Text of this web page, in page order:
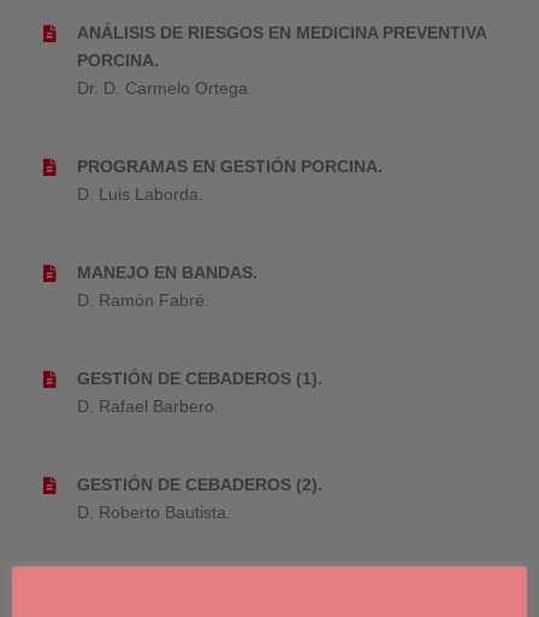
ANÁLISIS DE RIESGOS EN MEDICINA PREVENTIVA
PORCINA.
Dr. D. Carmelo Ortega.
PROGRAMAS EN GESTIÓN PORCINA.
D. Luis Laborda.
MANEJO EN BANDAS.
D. Ramón Fabré.
GESTIÓN DE CEBADEROS (1).
D. Rafael Barbero.
GESTIÓN DE CEBADEROS (2).
D. Roberto Bautista.